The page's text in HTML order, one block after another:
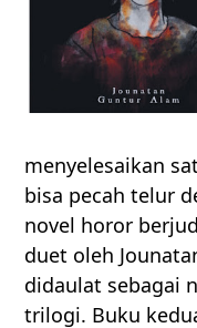
menyelesaikan
bisa pecah telur
novel horor
duet oleh
didaulat sebagai
trilogi. Buku